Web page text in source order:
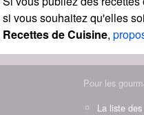
si vous souhaitez qu'elles
Recettes de Cuisine,
Pour les
La liste